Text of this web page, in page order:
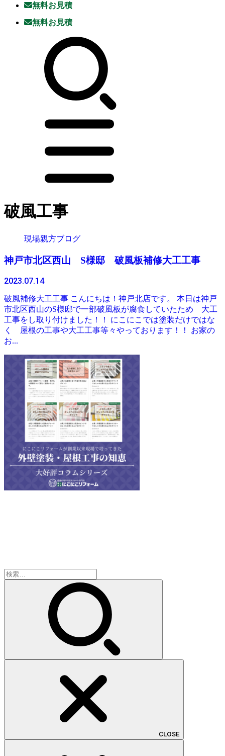
無料お見積
無料お見積
破風工事
現場親方ブログ
神戸市北区西山 S様邸 破風板補修大工工事
2023.07.14
破風補修大工工事 こんにちは！神戸北店です。 本日は神戸
市北区西山のS様邸で一部破風板が腐食していたため 大工
工事をし取り付けました！！ にこにこでは塗装だけではな
く 屋根の工事や大工工事等々やっております！！ お家の
お...
検
索:
CLOSE